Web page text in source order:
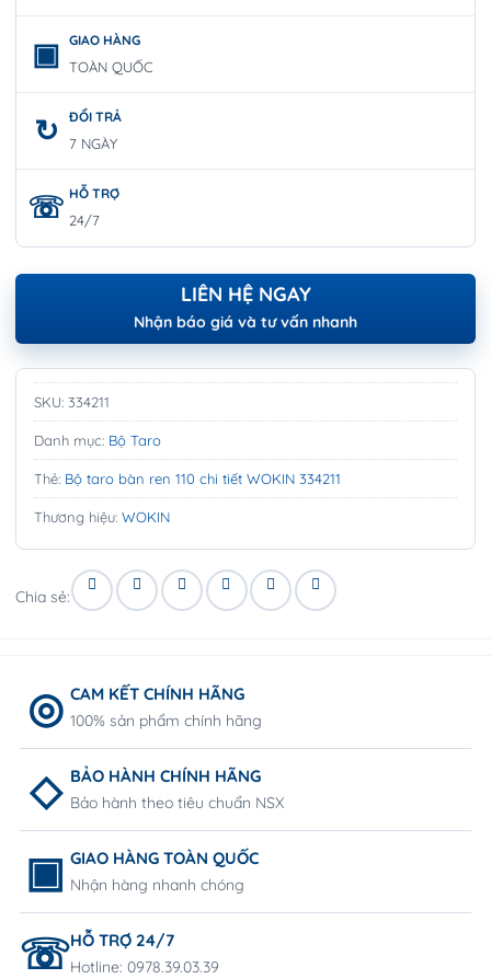
GIAO HÀNG
TOÀN QUỐC
ĐỔI TRẢ
7 NGÀY
HỖ TRỢ
24/7
LIÊN HỆ NGAY
Nhận báo giá và tư vấn nhanh
SKU: 334211
Danh mục: Bộ Taro
Thẻ: Bộ taro bàn ren 110 chi tiết WOKIN 334211
Thương hiệu: WOKIN
Chia sẻ:
CAM KẾT CHÍNH HÃNG
100% sản phẩm chính hãng
BẢO HÀNH CHÍNH HÃNG
Bảo hành theo tiêu chuẩn NSX
GIAO HÀNG TOÀN QUỐC
Nhận hàng nhanh chóng
HỖ TRỢ 24/7
Hotline: 0978.39.03.39